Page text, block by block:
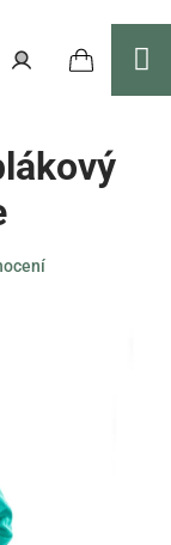
Nákupní
košík